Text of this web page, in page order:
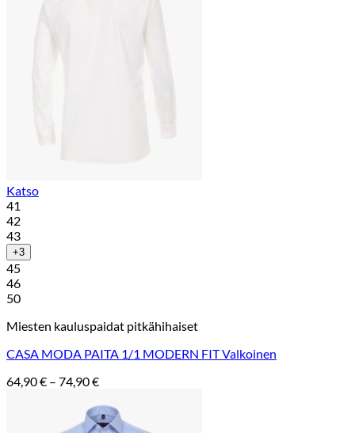
Katso
41
42
43
+3
45
46
50
Miesten kauluspaidat pitkähihaiset
CASA MODA PAITA 1/1 MODERN FIT Valkoinen
64,90€ – 74,90€Hintaluokka:
-
74,90 €